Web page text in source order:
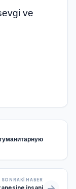
ve
SONRAKI HABER